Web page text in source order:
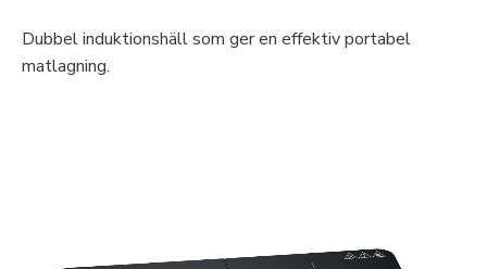
Dubbel induktionshäll som ger en effektiv portabel
matlagning.